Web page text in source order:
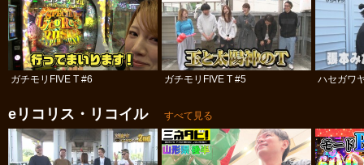
ガチモリFIVE T #6 ガチモリFIVE T #5 ハセガワ
eリコリス・リコイル すべて見る